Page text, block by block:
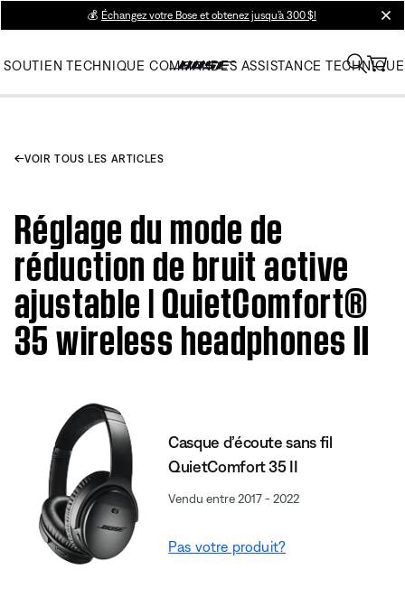
💰 Échangez votre Bose et obtenez jusqu’à 300 $!
SOUTIEN TECHNIQUE COMMANDES ASSISTANCE TECHNIQUE
VOIR TOUS LES ARTICLES
Réglage du mode de
réduction de bruit active
ajustable | QuietComfort®
35 wireless headphones II
Casque d’écoute sans fil
QuietComfort 35 II
Vendu entre 2017 - 2022
Pas votre produit?